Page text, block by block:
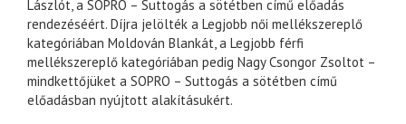
Lászlót, a SOPRO – Suttogás a sötétben című előadás
rendezéséért. Díjra jelölték a Legjobb női mellékszereplő
kategóriában Moldován Blankát, a Legjobb férfi
mellékszereplő kategóriában pedig Nagy Csongor Zsoltot –
mindkettőjüket a SOPRO – Suttogás a sötétben című
előadásban nyújtott alakításukért.